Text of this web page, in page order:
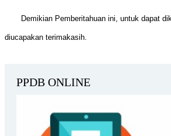
Demikian Pemberitahuan ini, untuk dapat
diucapakan terimakasih.
PPDB ONLINE